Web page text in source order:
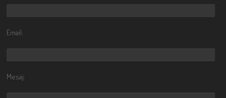
Email:
Mesaj: